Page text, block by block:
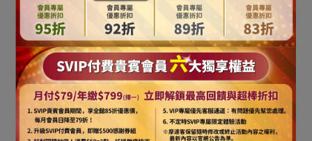
[ 出貨及退換貨 ]